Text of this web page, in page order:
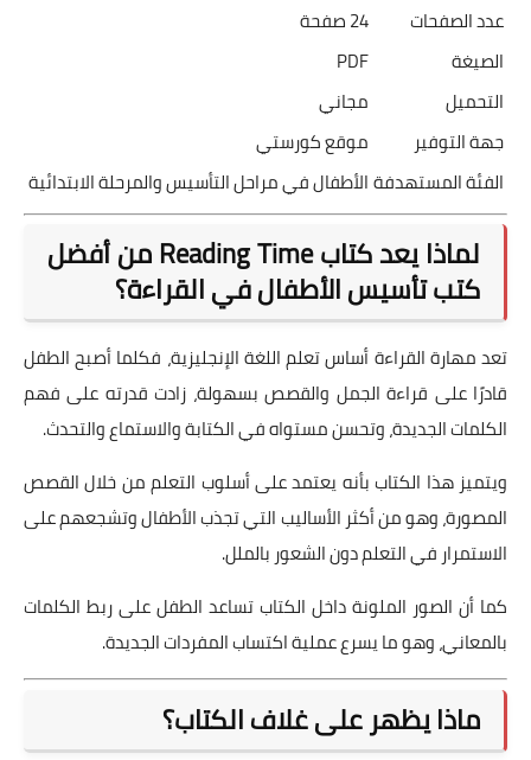
عدد الصفحات
24 صفحة
الصيغة
PDF
التحميل
مجاني
جهة التوفير
موقع كورستي
الفئة المستهدفةالأطفال في مراحل التأسيس والمرحلة الابتدائية
لماذا يعد كتاب Reading Time من أفضل
كتب تأسيس الأطفال في القراءة؟
تعد مهارة القراءة أساس تعلم اللغة الإنجليزية، فكلما أصبح الطفل
قادرًا على قراءة الجمل والقصص بسهولة، زادت قدرته على فهم
الكلمات الجديدة، وتحسن مستواه في الكتابة والاستماع والتحدث.
ويتميز هذا الكتاب بأنه يعتمد على أسلوب التعلم من خلال القصص
المصورة، وهو من أكثر الأساليب التي تجذب الأطفال وتشجعهم على
الاستمرار في التعلم دون الشعور بالملل.
كما أن الصور الملونة داخل الكتاب تساعد الطفل على ربط الكلمات
بالمعاني، وهو ما يسرع عملية اكتساب المفردات الجديدة.
ماذا يظهر على غلاف الكتاب؟